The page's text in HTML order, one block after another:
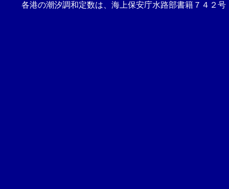
各港の潮汐調和定数は、海上保安庁水路部書籍７４２